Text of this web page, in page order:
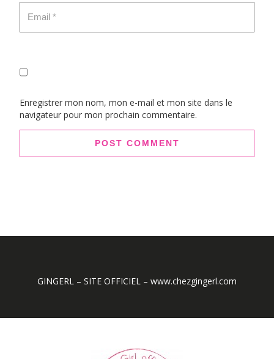
Enregistrer mon nom, mon e-mail et mon site dans le
navigateur pour mon prochain commentaire.
GINGERL – SITE OFFICIEL – www.chezgingerl.com